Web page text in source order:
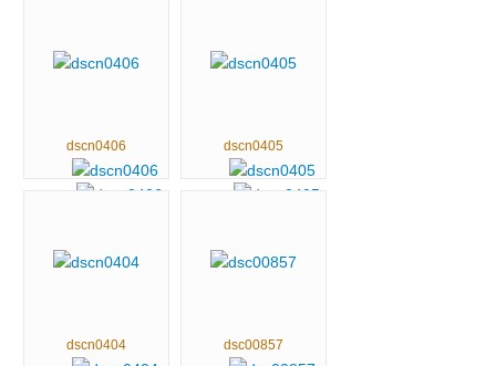
dscn0406 dscn0405
dscn0404 dsc00857